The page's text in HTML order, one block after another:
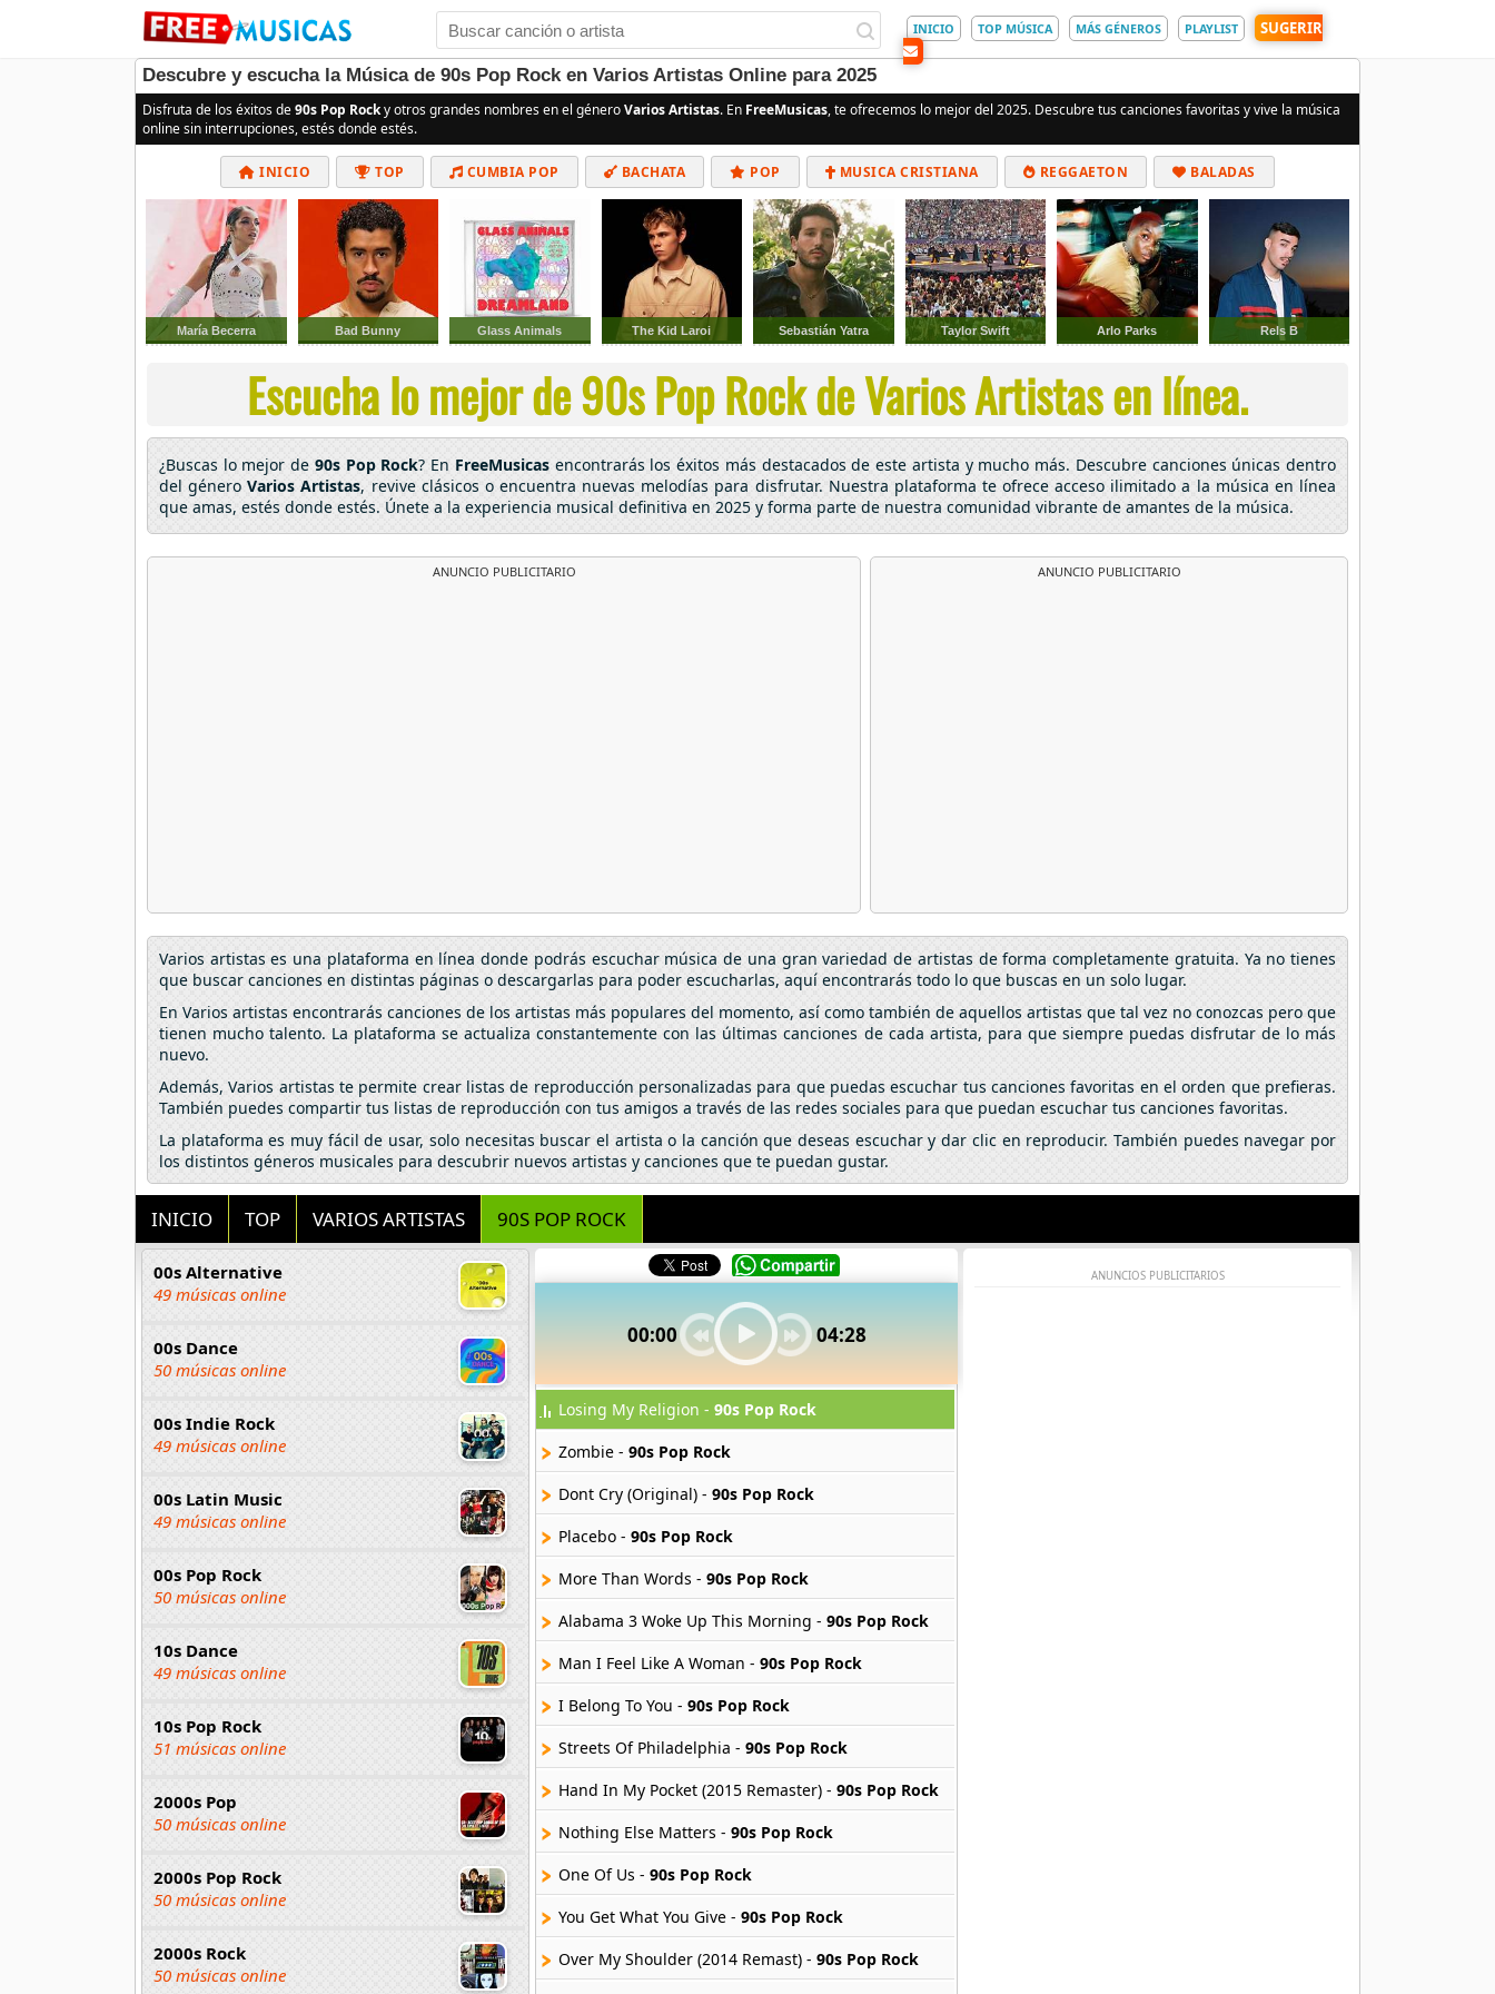
INICIO TOP MÚSICA MÁS GÉNEROS PLAYLIST SUGERIR
Descubre y escucha la Música de 90s Pop Rock en Varios Artistas Online para 2025
Disfruta de los éxitos de90s Pop Rocky otros grandes nombres en el géneroVarios Artistas. En FreeMusicas, te ofrecemos lo mejor del 2025. Descubre tus canciones favoritas y vive la música
online sin interrupciones, estés donde estés.
INICIO TOP CUMBIA POP BACHATA POP MUSICA CRISTIANA REGGAETON BALADAS
ALTERNATIVO ELECTRÓNICA CUMBIAS
María Becerra Bad Bunny Glass Animals The Kid Laroi Sebastián Yatra Taylor Swift Arlo Parks Rels B
Escucha lo mejor de 90s Pop Rock de Varios Artistas en línea.
¿Buscas lo mejor de 90s Pop Rock? En FreeMusicasencontrarás los éxitos más destacados de este artista y mucho más. Descubre canciones únicas dentro
del géneroVarios Artistas, revive clásicos o encuentra nuevas melodías para disfrutar. Nuestra plataforma te ofrece acceso ilimitado a la música en línea
que amas, estés donde estés. Únete a la experiencia musical definitiva en 2025 y forma parte de nuestra comunidad vibrante de amantes de la música.
ANUNCIO PUBLICITARIO ANUNCIO PUBLICITARIO
Varios artistas es una plataforma en línea donde podrás escuchar música de una gran variedad de artistas de forma completamente gratuita. Ya no tienes
que buscar canciones en distintas páginas o descargarlas para poder escucharlas, aquí encontrarás todo lo que buscas en un solo lugar.
En Varios artistas encontrarás canciones de los artistas más populares del momento, así como también de aquellos artistas que tal vez no conozcas pero que
tienen mucho talento. La plataforma se actualiza constantemente con las últimas canciones de cada artista, para que siempre puedas disfrutar de lo más
nuevo.
Además, Varios artistas te permite crear listas de reproducción personalizadas para que puedas escuchar tus canciones favoritas en el orden que prefieras.
También puedes compartir tus listas de reproducción con tus amigos a través de las redes sociales para que puedan escuchar tus canciones favoritas.
La plataforma es muy fácil de usar, solo necesitas buscar el artista o la canción que deseas escuchar y dar clic en reproducir. También puedes navegar por
los distintos géneros musicales para descubrir nuevos artistas y canciones que te puedan gustar.
INICIO TOP VARIOS ARTISTAS 90S POP ROCK
00s Alternative
49 músicas online
00s Dance
50 músicas online
00s Indie Rock
49 músicas online
00s Latin Music
49 músicas online
00s Pop Rock
50 músicas online
10s Dance
49 músicas online
10s Pop Rock
51 músicas online
2000s Pop
50 músicas online
2000s Pop Rock
50 músicas online
2000s Rock
50 músicas online
00:00 04:28
Losing My Religion - 90s Pop Rock
Zombie - 90s Pop Rock
Dont Cry (Original) - 90s Pop Rock
Placebo - 90s Pop Rock
More Than Words - 90s Pop Rock
Alabama 3 Woke Up This Morning - 90s Pop Rock
Man I Feel Like A Woman - 90s Pop Rock
I Belong To You - 90s Pop Rock
Streets Of Philadelphia - 90s Pop Rock
Hand In My Pocket (2015 Remaster) - 90s Pop Rock
Nothing Else Matters - 90s Pop Rock
One Of Us - 90s Pop Rock
You Get What You Give - 90s Pop Rock
Over My Shoulder (2014 Remast) - 90s Pop Rock
ANUNCIOS PUBLICITARIOS